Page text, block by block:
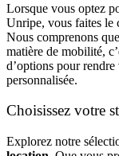
Lorsque vous optez
Unripe, vous faites le
Nous comprenons
matière de mobilité,
d’options pour
personnalisée.
Choisissez votre
Explorez notre